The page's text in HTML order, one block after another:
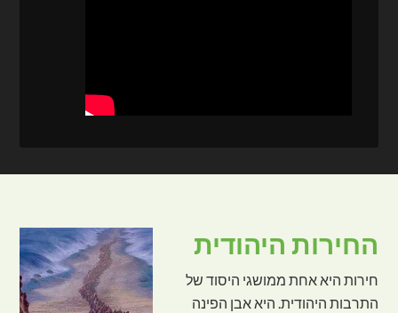
החירות היהודית
חירות היא אחת ממושגי היסוד של
התרבות היהודית. היא אבן הפינה